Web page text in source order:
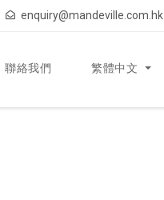
enquiry@mandeville.com.hk
聯絡我們 繁體中文